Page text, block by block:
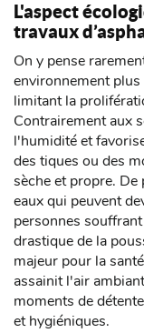
L'aspect
travaux
On y pense
environnement
limitant la
Contrairement aux
l'humidité et
des tiques ou des
sèche et propre. De
eaux qui peuvent
personnes
drastique de la
majeur pour la
assainit l'air
moments de
et hygiéniques.